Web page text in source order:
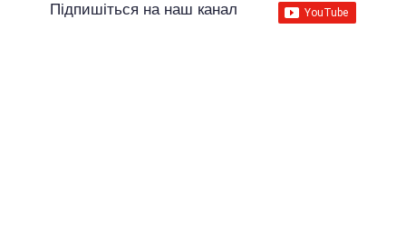
Підпишіться на наш канал